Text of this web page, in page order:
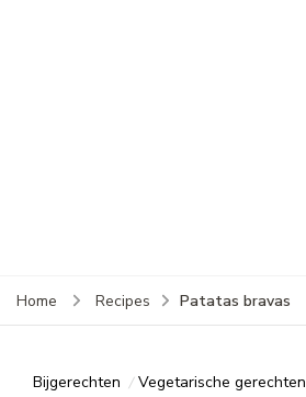
Home Recipes Patatas bravas
Bijgerechten Vegetarische gerechten